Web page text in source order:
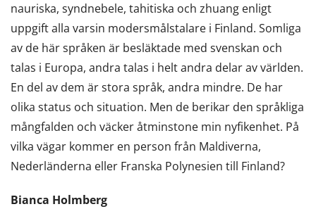
nauriska, syndnebele, tahitiska och zhuang enligt
uppgift alla varsin modersmålstalare i Finland. Somliga
av de här språken är besläktade med svenskan och
talas i Europa, andra talas i helt andra delar av världen.
En del av dem är stora språk, andra mindre. De har
olika status och situation. Men de berikar den språkliga
mångfalden och väcker åtminstone min nyfikenhet. På
vilka vägar kommer en person från Maldiverna,
Nederländerna eller Franska Polynesien till Finland?
Bianca Holmberg